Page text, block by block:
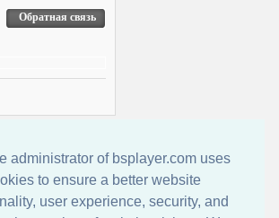
administrator of bsplayer.com uses
to ensure a better website
user experience, security, and
Обратная связь